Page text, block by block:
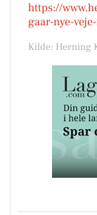
https://
gaar-nye-
Kilde: Herning